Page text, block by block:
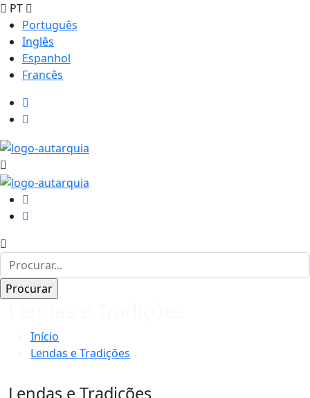
PT
Português
Inglês
Espanhol
Francês
Início
Lendas e Tradições
Lendas e Tradições